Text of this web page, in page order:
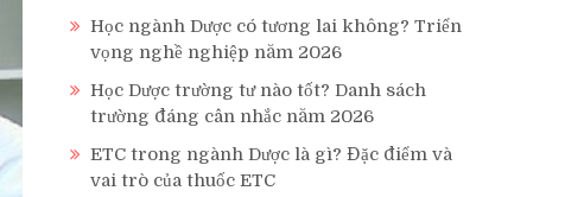
Học ngành Dược có tương lai không? Triển
vọng nghề nghiệp năm 2026
Học Dược trường tư nào tốt? Danh sách
trường đáng cân nhắc năm 2026
ETC trong ngành Dược là gì? Đặc điểm và
vai trò của thuốc ETC